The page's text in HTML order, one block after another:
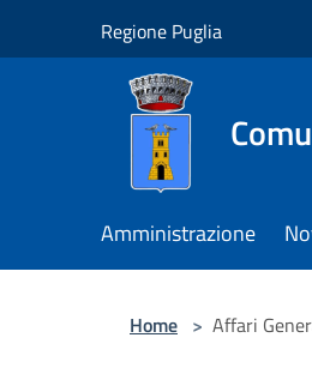
Regione Puglia
Amministrazione
Home > Affari